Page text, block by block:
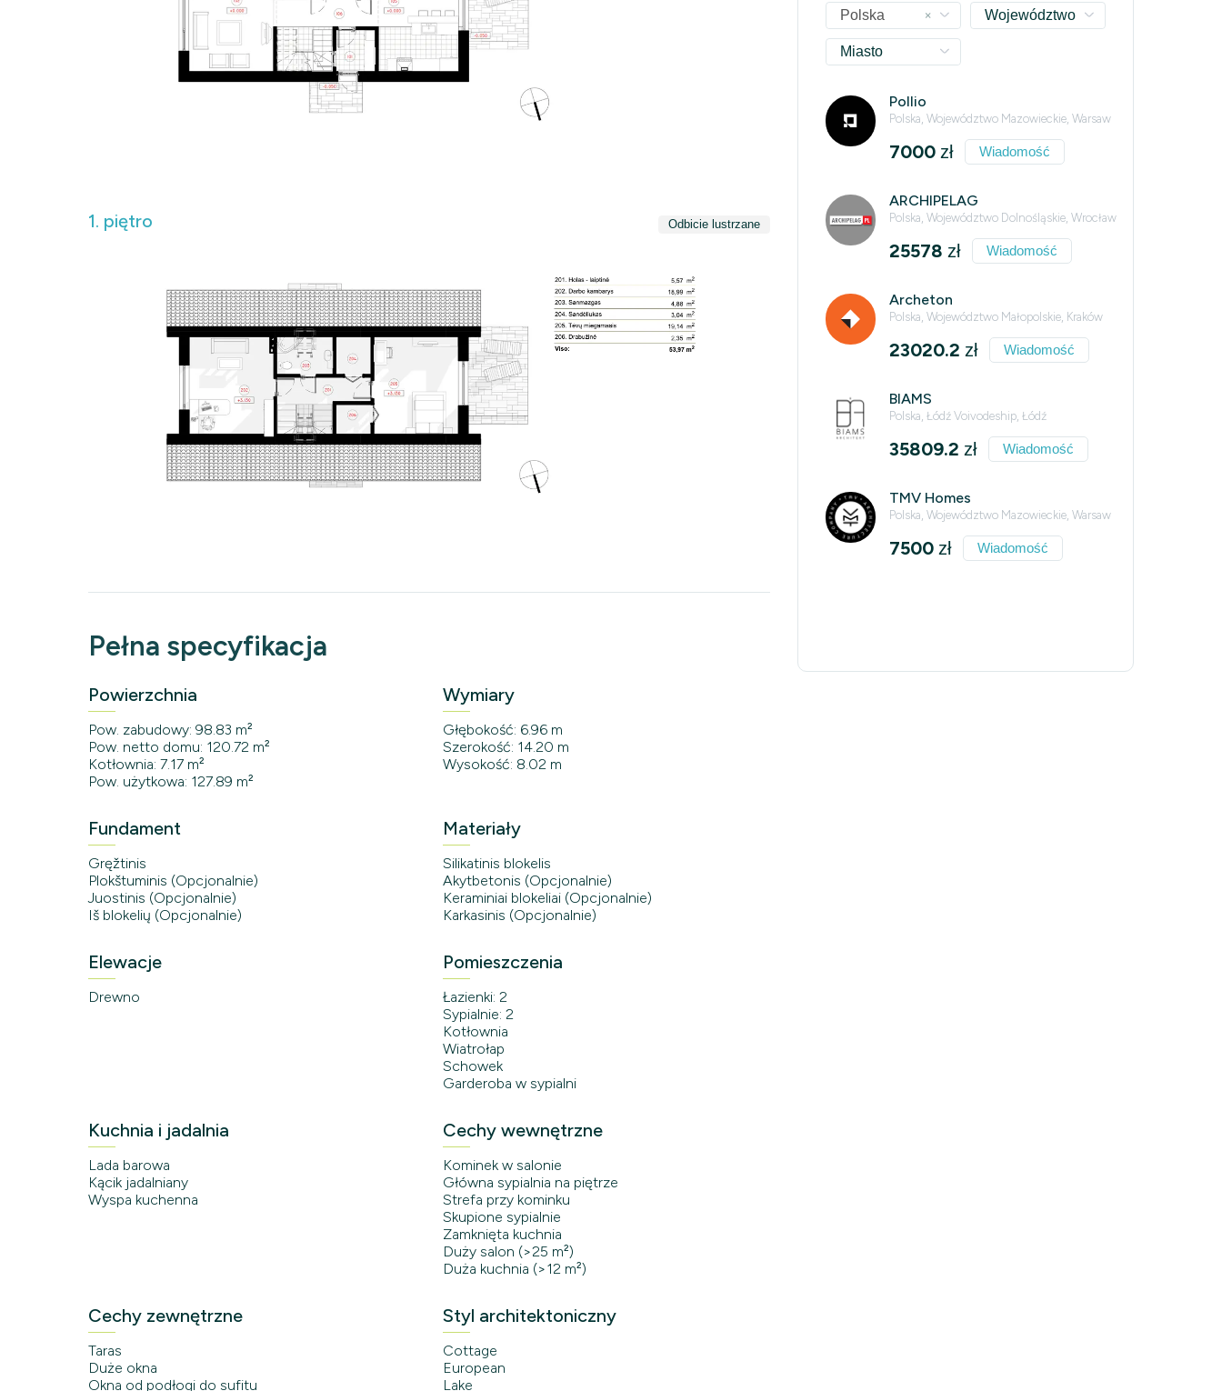
1. piętro Odbicie lustrzane
Pełna specyfikacja
Powierzchnia
Pow. zabudowy: 98.83 m²
Pow. netto domu: 120.72 m²
Kotłownia: 7.17 m²
Pow. użytkowa: 127.89 m²
Wymiary
Głębokość: 6.96 m
Szerokość: 14.20 m
Wysokość: 8.02 m
Fundament
Gręžtinis
Plokštuminis (Opcjonalnie)
Juostinis (Opcjonalnie)
Iš blokelių (Opcjonalnie)
Materiały
Silikatinis blokelis
Akytbetonis (Opcjonalnie)
Keraminiai blokeliai (Opcjonalnie)
Karkasinis (Opcjonalnie)
Elewacje
Drewno
Pomieszczenia
Łazienki: 2
Sypialnie: 2
Kotłownia
Wiatrołap
Schowek
Garderoba w sypialni
Kuchnia i jadalnia
Lada barowa
Kącik jadalniany
Wyspa kuchenna
Cechy wewnętrzne
Kominek w salonie
Główna sypialnia na piętrze
Strefa przy kominku
Skupione sypialnie
Zamknięta kuchnia
Duży salon (>25 m²)
Duża kuchnia (>12 m²)
Cechy zewnętrzne
Taras
Duże okna
Okna od podłogi do sufitu
Styl architektoniczny
Cottage
European
Lake
×
Polska Województwo
Miasto
Pollio
Polska, Województwo Mazowieckie, Warsaw
7000 zł Wiadomość
ARCHIPELAG
Polska, Województwo Dolnośląskie, Wrocław
25578 zł Wiadomość
Archeton
Polska, Województwo Małopolskie, Kraków
23020.2 zł Wiadomość
BIAMS
Polska, Łódź Voivodeship, Łódź
35809.2 zł Wiadomość
TMV Homes
Polska, Województwo Mazowieckie, Warsaw
7500 zł Wiadomość